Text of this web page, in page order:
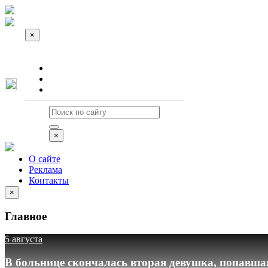
×
×
О сайте
Реклама
Контакты
×
Главное
5 августа
В больнице скончалась вторая девушка,